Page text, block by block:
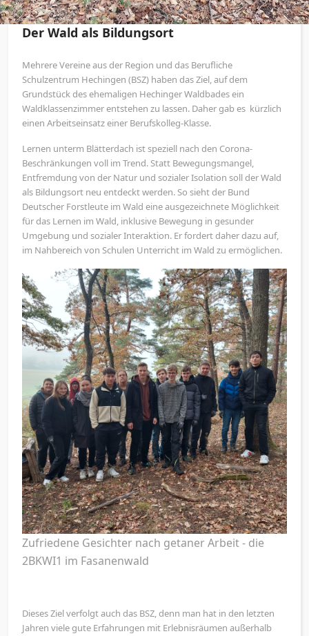
Der Wald als Bildungsort
Mehrere Vereine aus der Region und das Berufliche
Schulzentrum Hechingen (BSZ) haben das Ziel, auf dem
Grundstück des ehemaligen Hechinger Waldbades ein
Waldklassenzimmer entstehen zu lassen. Daher gab es kürzlich
einen Arbeitseinsatz einer Berufskolleg-Klasse.
Lernen unterm Blätterdach ist speziell nach den Corona-
Beschränkungen voll im Trend. Statt Bewegungsmangel,
Entfremdung von der Natur und sozialer Isolation soll der Wald
als Bildungsort neu entdeckt werden. So sieht der Bund
Deutscher Forstleute im Wald eine ausgezeichnete Möglichkeit
für das Lernen im Wald, inklusive Bewegung in gesunder
Umgebung und sozialer Interaktion. Er fordert daher dazu auf,
im Nahbereich von Schulen Unterricht im Wald zu ermöglichen.
Zufriedene Gesichter nach getaner Arbeit - die
2BKWI1 im Fasanenwald
Dieses Ziel verfolgt auch das BSZ, denn man hat in den letzten
Jahren viele gute Erfahrungen mit Erlebnisräumen außerhalb